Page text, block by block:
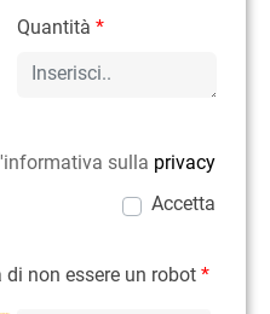
Quantità*
sulla privacy
Accetta
di non essere un robot *